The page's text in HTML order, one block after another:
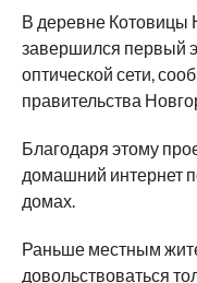
В деревне Котовицы
завершился первый
оптической сети,
правительства
Благодаря этому
домашний интернет
домах.
Раньше местным
довольствоваться